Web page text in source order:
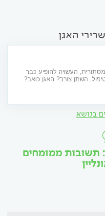
האגן
העשויה להופיע כבר
השתן צורב? האגן כואב?
בנושא
תשובות ממומחים